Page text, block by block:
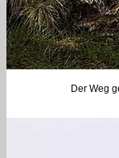
Der Weg